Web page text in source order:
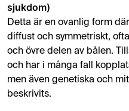
sjukdom)
Detta är en ovanlig form
diffust och symmetriskt,
och övre delen av bålen.
och har i många fall
men även genetiska och
beskrivits.